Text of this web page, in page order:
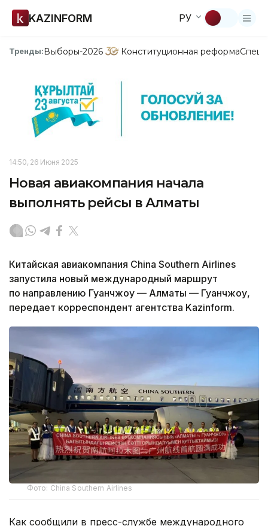
KAZINFORM РУ
Тренды:Выборы-2026 Конституционная реформа
14:50, 26 Июня 2025
Новая авиакомпания начала
выполнять рейсы в Алматы
Китайская авиакомпания China Southern Airlines
запустила новый международный маршрут
по направлению Гуанчжоу — Алматы — Гуанчжоу,
передает корреспондент агентства Kazinform.
Фото: China Southern Airlines
Как сообщили в пресс-службе международного